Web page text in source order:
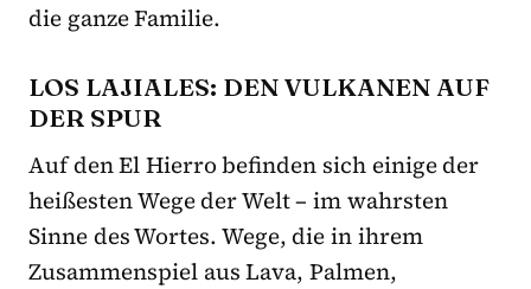
die ganze Familie.
LOS LAJIALES: DEN VULKANEN AUF
DER SPUR
Auf den El Hierro befinden sich einige der
heißesten Wege der Welt – im wahrsten
Sinne des Wortes. Wege, die in ihrem
Zusammenspiel aus Lava, Palmen,